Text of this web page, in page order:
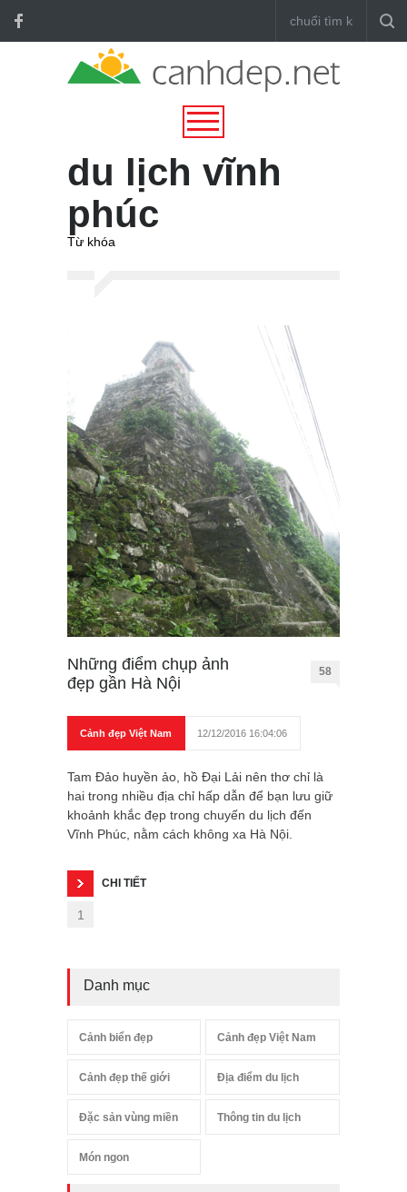
du lịch vĩnh
phúc
Từ khóa
Những điểm chụp ảnh
đẹp gần Hà Nội
58
Cảnh đẹp Việt Nam 12/12/2016 16:04:06
Tam Đảo huyền ảo, hồ Đại Lải nên thơ chỉ là
hai trong nhiều địa chỉ hấp dẫn để bạn lưu giữ
khoảnh khắc đẹp trong chuyến du lịch đến
Vĩnh Phúc, nằm cách không xa Hà Nội.
CHI TIẾT
1
Danh mục
Cảnh biển đẹp Cảnh đẹp Việt Nam
Cảnh đẹp thế giới Địa điểm du lịch
Đặc sản vùng miền Thông tin du lịch
Món ngon